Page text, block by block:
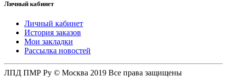
Личный кабинет
Личный кабинет
История заказов
Мои закладки
Рассылка новостей
ЛПД ПМР Ру © Москва 2019 Все права защищены